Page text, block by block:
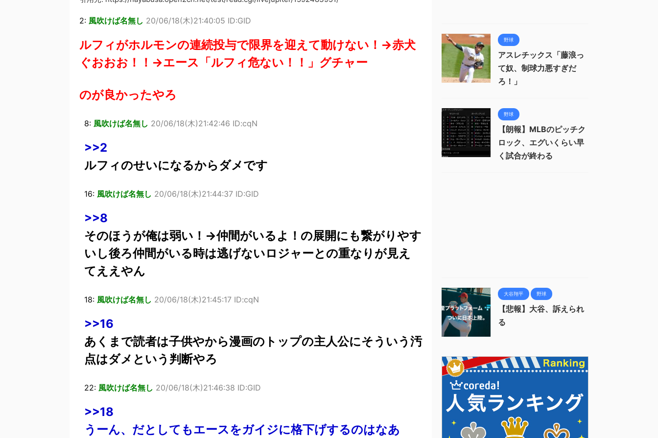
2: 風吹けば名無し 20/06/18(木)21:40:05 ID:GID
ルフィがホルモンの連続投与で限界を迎えて動けない！→赤犬
ぐおおお！！→エース「ルフィ危ない！！」グチャー
のが良かったやろ
8: 風吹けば名無し 20/06/18(木)21:42:46 ID:cqN
>>2
ルフィのせいになるからダメです
16: 風吹けば名無し 20/06/18(木)21:44:37 ID:GID
>>8
そのほうが俺は弱い！→仲間がいるよ！の展開にも繋がりやす
いし後ろ仲間がいる時は逃げないロジャーとの重なりが見え
てええやん
18: 風吹けば名無し 20/06/18(木)21:45:17 ID:cqN
>>16
あくまで読者は子供やから漫画のトップの主人公にそういう汚
点はダメという判断やろ
22: 風吹けば名無し 20/06/18(木)21:46:38 ID:GID
>>18
うーん、だとしてもエースをガイジに格下げするのはなあ
野球
アスレチックス「藤浪っ
て奴、制球力悪すぎだ
ろ！」
野球
【朗報】MLBのピッチク
ロック、エグいくらい早
く試合が終わる
大谷翔平 野球
【悲報】大谷、訴えられ
る